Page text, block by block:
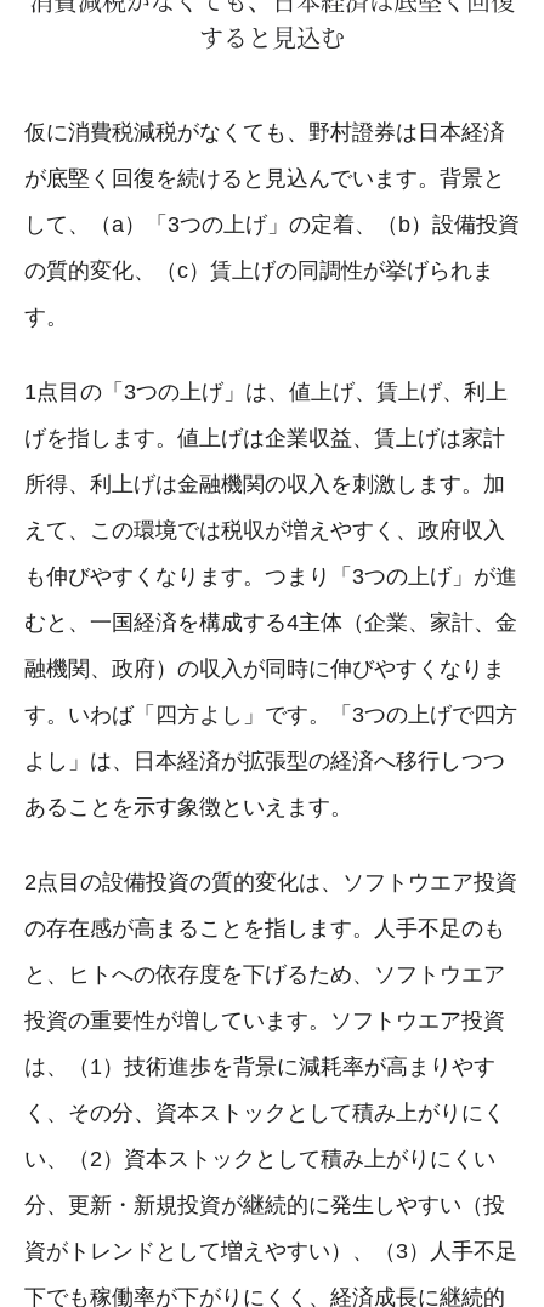
すると見込む
仮に消費税減税がなくても、野村證券は日本経済
が底堅く回復を続けると見込んでいます。背景と
して、（a）「3つの上げ」の定着、（b）設備投資
の質的変化、（c）賃上げの同調性が挙げられま
す。
1点目の「3つの上げ」は、値上げ、賃上げ、利上
げを指します。値上げは企業収益、賃上げは家計
所得、利上げは金融機関の収入を刺激します。加
えて、この環境では税収が増えやすく、政府収入
も伸びやすくなります。つまり「3つの上げ」が進
むと、一国経済を構成する4主体（企業、家計、金
融機関、政府）の収入が同時に伸びやすくなりま
す。いわば「四方よし」です。「3つの上げで四方
よし」は、日本経済が拡張型の経済へ移行しつつ
あることを示す象徴といえます。
2点目の設備投資の質的変化は、ソフトウエア投資
の存在感が高まることを指します。人手不足のも
と、ヒトへの依存度を下げるため、ソフトウエア
投資の重要性が増しています。ソフトウエア投資
は、（1）技術進歩を背景に減耗率が高まりやす
く、その分、資本ストックとして積み上がりにく
い、（2）資本ストックとして積み上がりにくい
分、更新・新規投資が継続的に発生しやすい（投
資がトレンドとして増えやすい）、（3）人手不足
下でも稼働率が下がりにくく、経済成長に継続的